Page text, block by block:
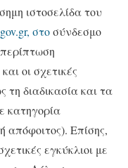
ιστοσελίδα του
στοσύνδεσμο
οι σχετικές
διαδικασία και τα
κατηγορία
Επίσης,
εγκύκλιοι με